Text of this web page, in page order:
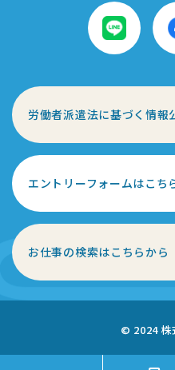
提供される場合
(3)第4項の定めに従って、
提供者へ個人情報が提供
って当該事務の遂行に支
(4)その他、個人情報の保護
保護法」といいます。）
利用目的：本サイトの閲
個人情報への不正アクセス
き損の予防及び是正のため
全対策に努めます。以上の目
者と役割を定めた各種規
労働者派遣法に基づく情報
エントリーフォームはこち
お仕事の検索はこちらから
© 2024 株